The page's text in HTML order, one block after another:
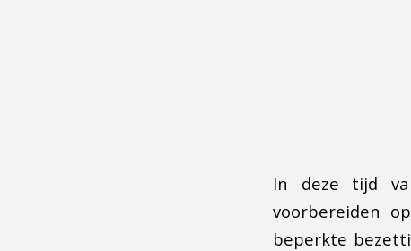
In deze tijd
voorbereiden
beperkte